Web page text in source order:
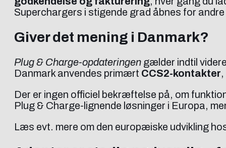
Superchargers i stigende grad åbnes for
Giver det mening i Danmark?
Plug & Charge-opdateringen gælder indtil
Danmark anvendes primært CCS2-kontakter
Der er ingen officiel bekræftelse på, om
Plug & Charge-lignende løsninger i Europa,
Læs evt. mere om den europæiske udvikling